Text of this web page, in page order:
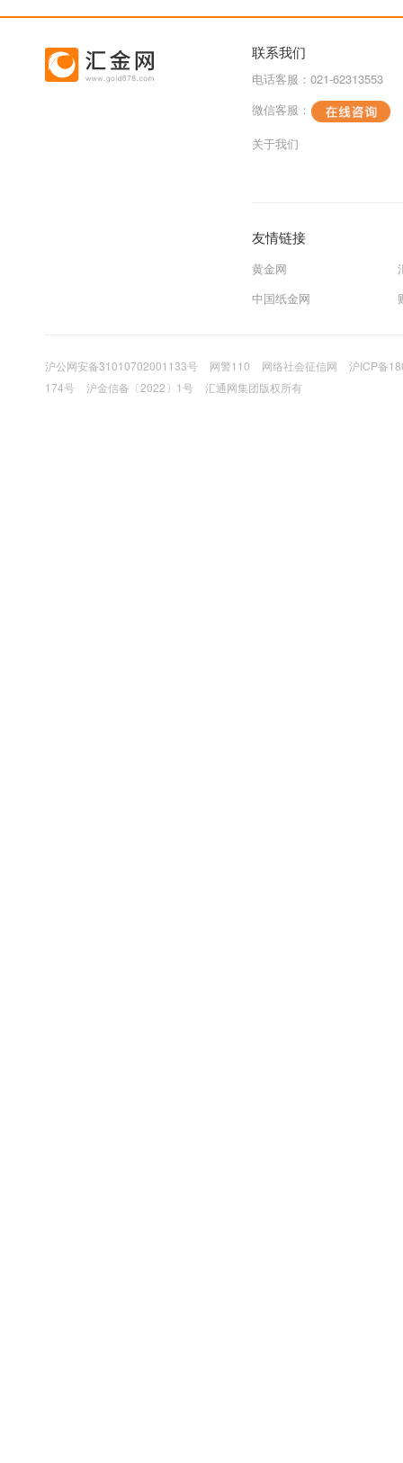
联系我们
电话客服：021-62313553
微信客服：
关于我们
友情链接
黄金网
中国纸金网
沪公网安备31010702001133号 网警110 网络社会征信网
沪ICP备
174号
沪金信备〔2022〕1号 汇通网集团版权所有